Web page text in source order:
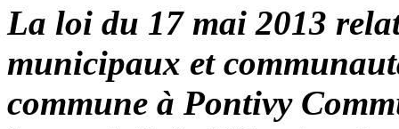
La loi du 17 mai 2013
municipaux et
commune à Pontivy